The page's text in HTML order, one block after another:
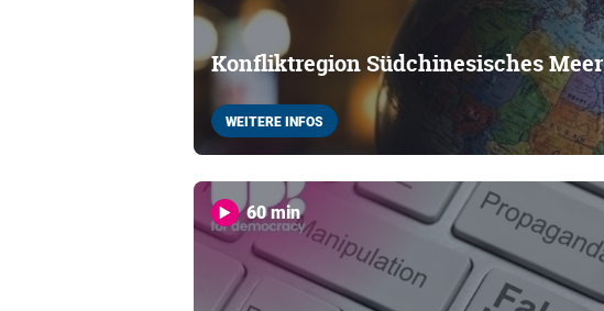
Konfliktregion Südchinesisches Meer
WEITERE INFOS
60 min